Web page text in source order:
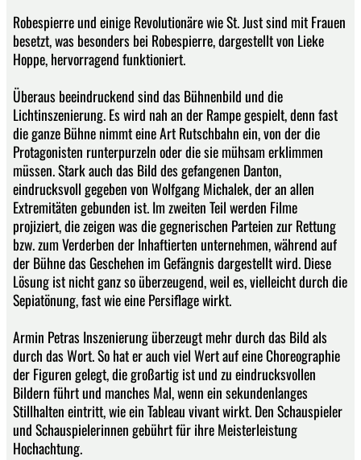
Robespierre und einige Revolutionäre wie St. Just sind mit Frauen
besetzt, was besonders bei Robespierre, dargestellt von Lieke
Hoppe, hervorragend funktioniert.
Überaus beeindruckend sind das Bühnenbild und die
Lichtinszenierung. Es wird nah an der Rampe gespielt, denn fast
die ganze Bühne nimmt eine Art Rutschbahn ein, von der die
Protagonisten runterpurzeln oder die sie mühsam erklimmen
müssen. Stark auch das Bild des gefangenen Danton,
eindrucksvoll gegeben von Wolfgang Michalek, der an allen
Extremitäten gebunden ist. Im zweiten Teil werden Filme
projiziert, die zeigen was die gegnerischen Parteien zur Rettung
bzw. zum Verderben der Inhaftierten unternehmen, während auf
der Bühne das Geschehen im Gefängnis dargestellt wird. Diese
Lösung ist nicht ganz so überzeugend, weil es, vielleicht durch die
Sepiatönung, fast wie eine Persiflage wirkt.
Armin Petras Inszenierung überzeugt mehr durch das Bild als
durch das Wort. So hat er auch viel Wert auf eine Choreographie
der Figuren gelegt, die großartig ist und zu eindrucksvollen
Bildern führt und manches Mal, wenn ein sekundenlanges
Stillhalten eintritt, wie ein Tableau vivant wirkt. Den Schauspieler
und Schauspielerinnen gebührt für ihre Meisterleistung
Hochachtung.